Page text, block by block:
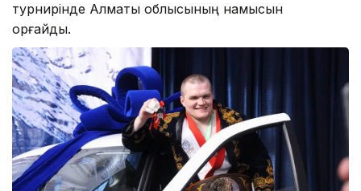
турнирінде Алматы облысының намысын
қорғайды.